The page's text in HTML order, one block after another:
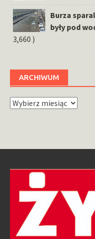
Burza
były pod
3,660 )
ARCHIWUM
Archiwum